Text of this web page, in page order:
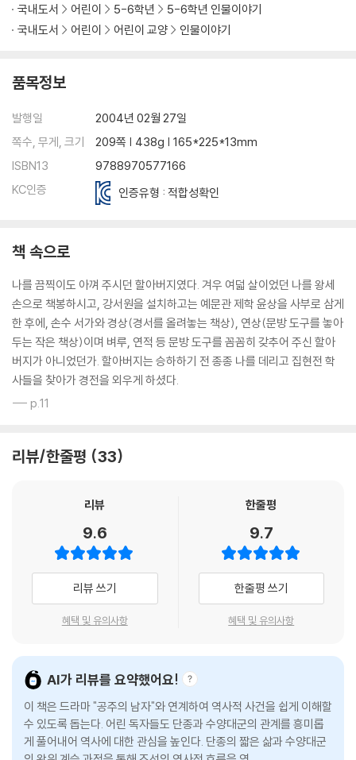
국내도서
어린이 5-6학년
5-6학년 인물이야기
국내도서
어린이 어린이 교양 인물이야기
품목정보
발행일
2004년 02월 27일
쪽수, 무게, 크기
209쪽 | 438g | 165*225*13mm
ISBN13
9788970577166
KC인증
인증유형 : 적합성확인
책 속으로
나를 끔찍이도 아껴 주시던 할아버지였다. 겨우 여덟 살이었던 나를 왕세
손으로 책봉하시고, 강서원을 설치하고는 예문관 제학 윤상을 사부로 삼게
한 후에, 손수 서가와 경상(경서를 올려놓는 책상), 연상(문방 도구를 놓아
두는 작은 책상)이며 벼루, 연적 등 문방 도구를 꼼꼼히 갖추어 주신 할아
버지가 아니었던가. 할아버지는 승하하기 전 종종 나를 데리고 집현전 학
사들을 찾아가 경전을 외우게 하셨다.
--- p.11
리뷰/한줄평 33
리뷰
9.6
리뷰 쓰기
혜택 및 유의사항
한줄평
9.7
한줄평 쓰기
혜택 및 유의사항
AI가 리뷰를 요약했어요!
이 책은 드라마 "공주의 남자"와 연계하여 역사적 사건을 쉽게 이해할
수 있도록 돕는다. 어린 독자들도 단종과 수양대군의 관계를 흥미롭
게 풀어내어 역사에 대한 관심을 높인다. 단종의 짧은 삶과 수양대군